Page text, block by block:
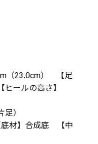
（23.0cm） 【足
ールの高さ】
）
材】合成底 【中